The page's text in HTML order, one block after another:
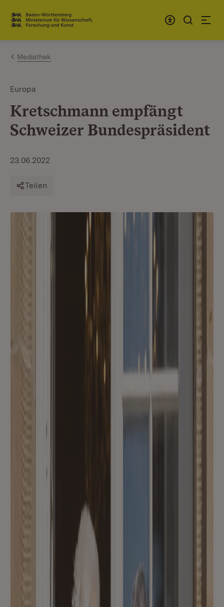
Zum Inhalt springen
Link zur Startseite
Mediathek
Europa
Kretschmann empfängt
Schweizer Bundespräsident
23.06.2022
Teilen